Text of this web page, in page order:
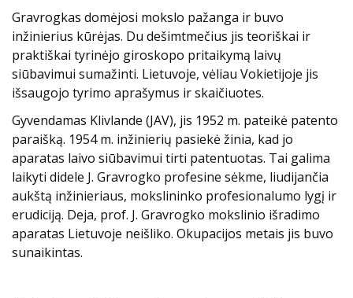
Gravrogkas domėjosi mokslo pažanga ir buvo
inžinierius kūrėjas. Du dešimtmečius jis teoriškai ir
praktiškai tyrinėjo giroskopo pritaikymą laivų
siūbavimui sumažinti. Lietuvoje, vėliau Vokietijoje jis
išsaugojo tyrimo aprašymus ir skaičiuotes.
Gyvendamas Klivlande (JAV), jis 1952 m. pateikė patento
paraišką. 1954 m. inžinierių pasiekė žinia, kad jo
aparatas laivo siūbavimui tirti patentuotas. Tai galima
laikyti didele J. Gravrogko profesine sėkme, liudijančia
aukštą inžinieriaus, mokslininko profesionalumo lygį ir
erudiciją. Deja, prof. J. Gravrogko mokslinio išradimo
aparatas Lietuvoje neišliko. Okupacijos metais jis buvo
sunaikintas.